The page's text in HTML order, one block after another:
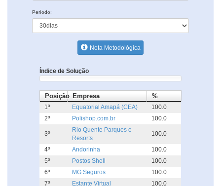
Período:
Nota Metodológica
Índice de Solução
Posição Empresa %
1º Equatorial Amapá (CEA)
100.0
2º
Polishop.com.br 100.0
3º
Rio Quente Parques e
Resorts
100.0
4º Andorinha
100.0
5º
Postos Shell
100.0
6º
MG Seguros
100.0
7º
Estante Virtual
100.0